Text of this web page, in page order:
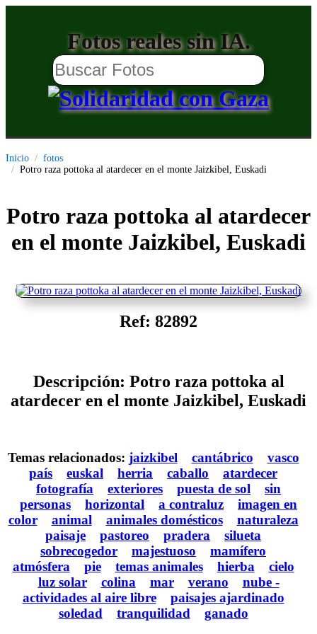
Fotos reales sin IA.
Inicio
fotos
Potro raza pottoka al atardecer en el monte Jaizkibel, Euskadi
Potro raza pottoka al atardecer
en el monte Jaizkibel, Euskadi
Ref: 82892
Descripción: Potro raza pottoka al
atardecer en el monte Jaizkibel, Euskadi
Temas relacionados: jaizkibel cantábrico
vasco
país
euskal herria caballo
atardecer
fotografía
exteriores puesta de sol
sin
personas
horizontal a contraluz
imagen en
color
animal animales domésticos
naturaleza
paisaje
pastoreo pradera
silueta
sobrecogedor
majestuoso
mamífero
atmósfera
pie temas animales hierba
cielo
luz solar
colina mar verano
nube -
actividades al aire libre
paisajes ajardinado
soledad
tranquilidad ganado